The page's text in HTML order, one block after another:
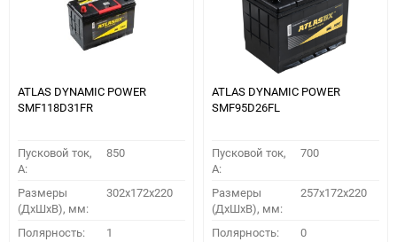
ATLAS DYNAMIC POWER
SMF118D31FR
Пусковой ток,
A:
850
Размеры
(ДхШхВ), мм:
302x172x220
Полярность: 1
ATLAS DYNAMIC POWER
SMF95D26FL
Пусковой ток,
A:
700
Размеры
(ДхШхВ), мм:
257x172x220
Полярность: 0